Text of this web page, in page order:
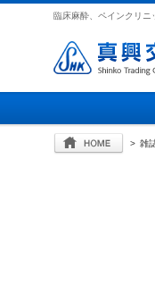
臨床麻酔、ペインクリニ
> 雑